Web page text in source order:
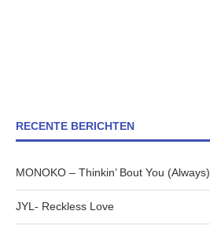
RECENTE BERICHTEN
MONOKO – Thinkin’ Bout You (Always)
JYL- Reckless Love